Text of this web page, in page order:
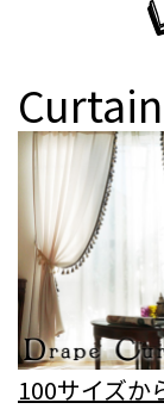
Curtain
100サイズか